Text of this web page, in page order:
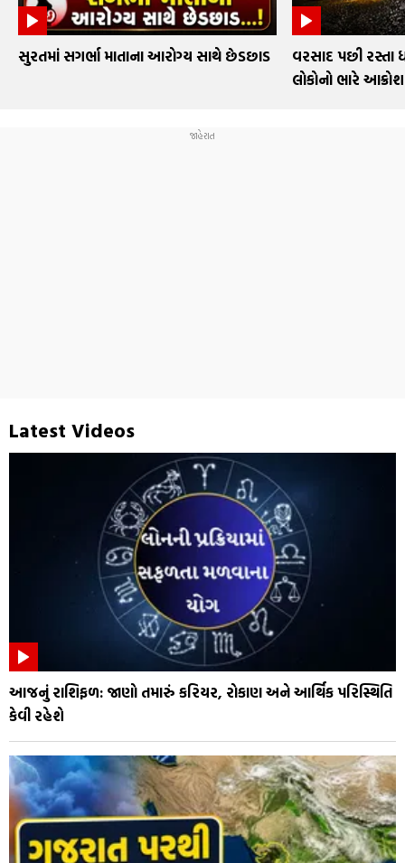
સુરતમાં સગર્ભા માતાના આરોગ્ય સાથે છેડછાડ
વરસાદ પછી રસ્તા
લોકોનો ભારે આક્રોશ
Latest Videos
આજનું રાશિફળ: જાણો તમારું કરિયર, રોકાણ અને આર્થિક પરિસ્થિતિ
કેવી રહેશે